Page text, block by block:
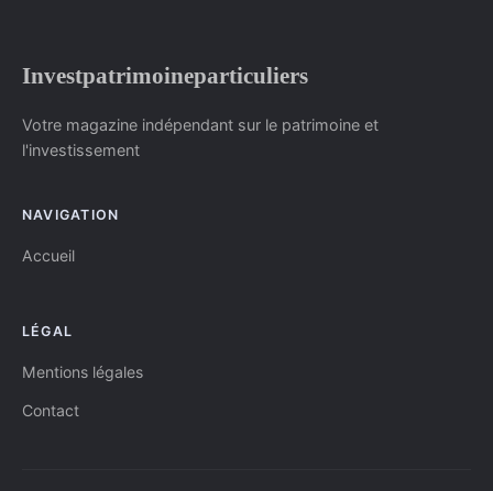
Investpatrimoineparticuliers
Votre magazine indépendant sur le patrimoine et
l'investissement
NAVIGATION
Accueil
LÉGAL
Mentions légales
Contact